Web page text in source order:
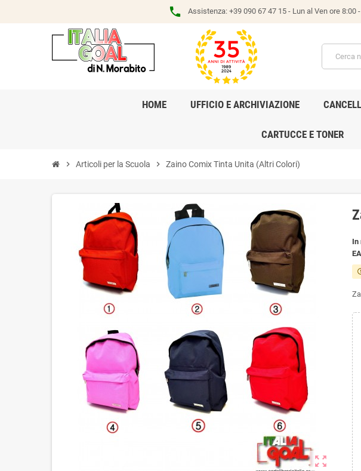
phone Assistenza: +39 090 67 47 15 - Lun al Ven ore 8:00
HOME UFFICIO E ARCHIVIAZIONE
CARTUCCE E TONER
chevron_right Articoli per la Scuola chevron_right Zaino Comix Tinta Unita (Altri Colori)
zoom_out_map
In